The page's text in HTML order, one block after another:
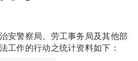
安警察局、劳工事务局及其他部
工作的行动之统计资料如下：